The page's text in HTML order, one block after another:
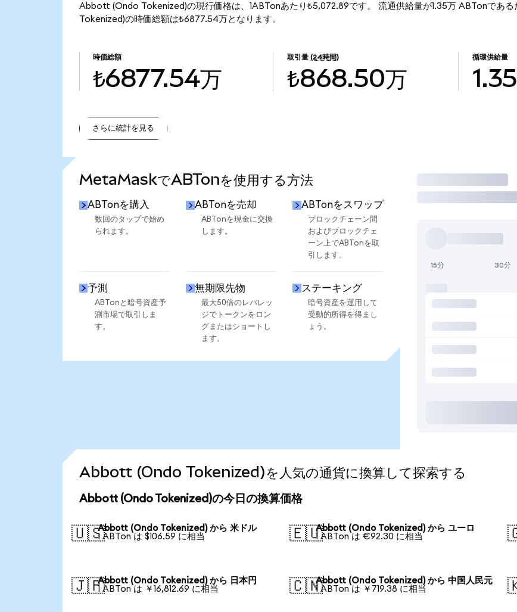
Abbott (Ondo Tokenized)の現行価格は、1ABTonあたり₺5,072.89です。 流通供給量が1.35万 ABTonであ
Tokenized)の時価総額は₺6877.54万となります。
時価総額
₺6877.54万
取引量 (24時間)
₺868.50万
循環供給量
さらに統計を見る
MetaMaskでABTonを使用する方法
ABTonを購入
数回のタップで始め
られます。
ABTonを売却
ABTonを現金に交換
します。
ABTonをスワップ
ブロックチェーン間
およびブロックチェ
ーン上でABTonを取
引します。
予測
ABTonと暗号資産予
測市場で取引しま
す。
無期限先物
最大50倍のレバレッ
ジでトークンをロン
グまたはショートし
ます。
ステーキング
暗号資産を運用して
受動的所得を得まし
ょう。
取引
15分 30分
Abbott (Ondo Tokenized)を人気の通貨に換算して探索する
Abbott (Ondo Tokenized)の今日の換算価格
🇺🇸Abbott (Ondo Tokenized) から 米ドル
1 ABTon は $106.59 に相当
🇪🇺Abbott (Ondo Tokenized) から ユーロ
1 ABTon は €92.30 に相当
🇯🇵Abbott (Ondo Tokenized) から 日本円
1 ABTon は ￥16,812.69 に相当
🇨🇳Abbott (Ondo Tokenized) から 中国人民元
1 ABTon は ￥719.38 に相当